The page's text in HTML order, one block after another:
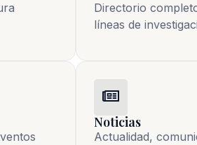
Directorio
líneas de
Noticias
Actualidad,